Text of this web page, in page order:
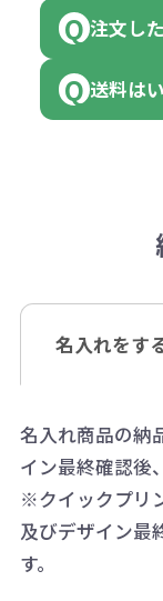
※10
はま
ア
（商
※不
い
※
お問
除く
れ費
相
な
同じ
個
一方
い場
代の
領収
小田
■
口
※
な
注文し
既製
ご
定
あ
金い
お急
大限
送料は
き
も複
料頂
詳
配送
名入れをす
名入れ商品の納
イン最終確認後
※クイックプリ
及びデザイン最
す。